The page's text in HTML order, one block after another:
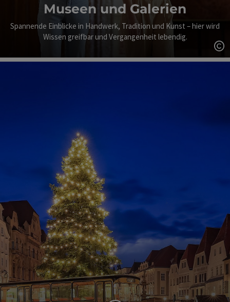
Museen und Galerien
Spannende Einblicke in Handwerk, Tradition und Kunst – hier wird
Wissen greifbar und Vergangenheit lebendig.